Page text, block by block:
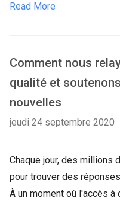
Read More
Comment nous
qualité et
nouvelles
jeudi 24 septembre 2020
Chaque jour, des millions
pour trouver des
À un moment où l'accès